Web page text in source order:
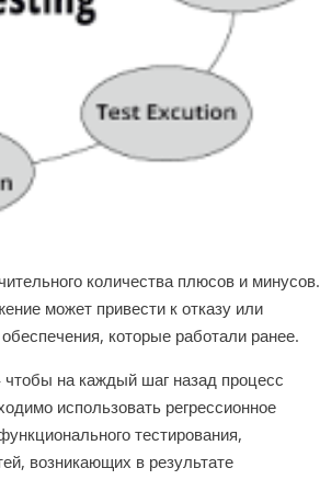
количества плюсов и минусов.
может привести к отказу или
которые работали ранее.
на каждый шаг назад процесс
использовать регрессионное
тестирования,
возникающих в результате